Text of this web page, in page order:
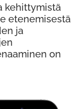
kehittymistä
etenemisestä
ja
on